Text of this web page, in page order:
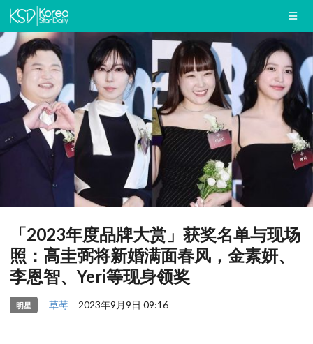
「2023年度品牌大赏」获奖名单与现场
照：高圭弼将新婚满面春风，金素妍、
李恩智、Yeri等现身领奖
明星 草莓 2023年9月9日 09:16